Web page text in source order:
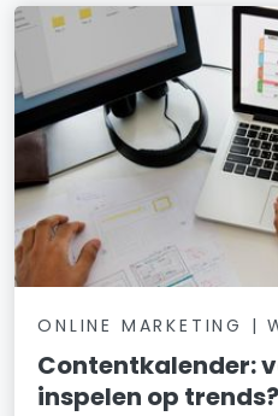
ONLINE MARKETING |
Contentkalender:
inspelen op trends?